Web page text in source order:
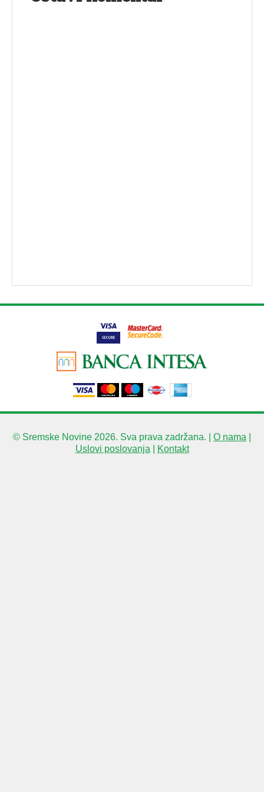
© Sremske Novine 2026. Sva prava zadržana. | O nama
Uslovi poslovanja
Kontakt